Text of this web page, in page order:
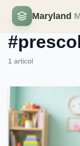
Maryland
Eticheta
1 articol